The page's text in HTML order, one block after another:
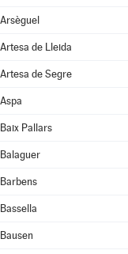
Arsèguel
Artesa de Lleida
Artesa de Segre
Aspa
Baix Pallars
Balaguer
Barbens
Bassella
Bausen